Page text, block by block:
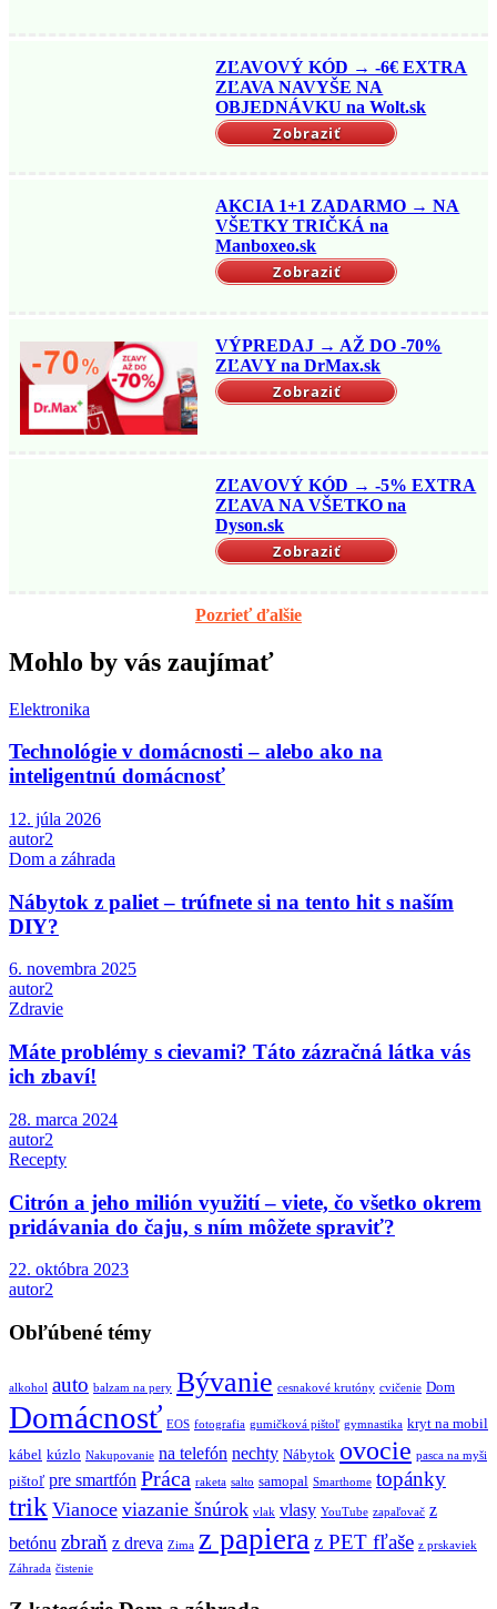
ZĽAVOVÝ KÓD → -6€ EXTRA
ZĽAVA NAVYŠE NA
OBJEDNÁVKU na Wolt.sk
Zobraziť
AKCIA 1+1 ZADARMO → NA
VŠETKY TRIČKÁ na
Manboxeo.sk
Zobraziť
VÝPREDAJ → AŽ DO -70%
ZĽAVY na DrMax.sk
Zobraziť
ZĽAVOVÝ KÓD → -5% EXTRA
ZĽAVA NA VŠETKO na
Dyson.sk
Zobraziť
Pozrieť ďalšie
Mohlo by vás zaujímať
Elektronika
Technológie v domácnosti – alebo ako na
inteligentnú domácnosť
12. júla 2026
autor2
Dom a záhrada
Nábytok z paliet – trúfnete si na tento hit s naším
DIY?
6. novembra 2025
autor2
Zdravie
Máte problémy s cievami? Táto zázračná látka vás
ich zbaví!
28. marca 2024
autor2
Recepty
Citrón a jeho milión využití – viete, čo všetko okrem
pridávania do čaju, s ním môžete spraviť?
22. októbra 2023
autor2
Obľúbené témy
alkohol auto balzam na pery Bývanie cesnakové krutóny cvičenie Dom
Domácnosť EOS fotografia gumičková pištoľ gymnastika kryt na mobil
kábel kúzlo Nakupovanie na telefón nechty Nábytok ovocie pasca na myši
pištoľ pre smartfón Práca raketa salto samopal Smarthome topánky
trik Vianoce viazanie šnúrok vlak vlasy YouTube zapaľovač z
betónu zbraň z dreva Zima z papiera z PET fľaše z prskaviek
Záhrada čistenie